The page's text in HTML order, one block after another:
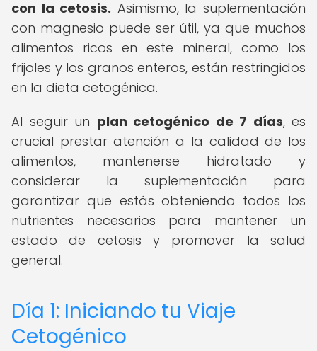
con la cetosis. Asimismo, la suplementación
con magnesio puede ser útil, ya que muchos
alimentos ricos en este mineral, como los
frijoles y los granos enteros, están restringidos
en la dieta cetogénica.
Al seguir un plan cetogénico de 7 días, es
crucial prestar atención a la calidad de los
alimentos, mantenerse hidratado y
considerar la suplementación para
garantizar que estás obteniendo todos los
nutrientes necesarios para mantener un
estado de cetosis y promover la salud
general.
Día 1: Iniciando tu Viaje
Cetogénico